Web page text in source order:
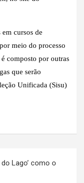
cursos de
meio do processo
composto por outras
que serão
Unificada (Sisu)
Lago’ como o